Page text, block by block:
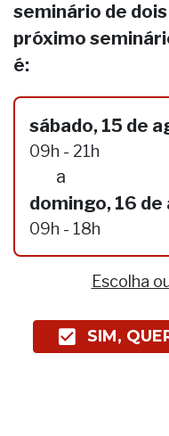
seminário de
próximo
é:
sábado, 15 de
09h - 21h
a
domingo, 16
09h - 18h
Escolha
SIM,